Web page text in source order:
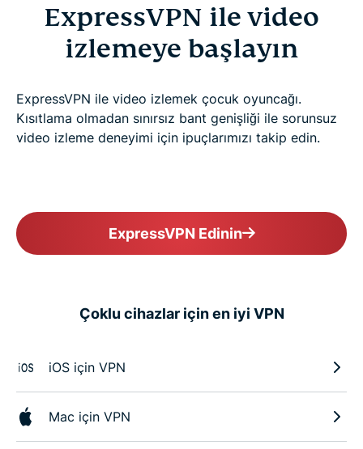
ExpressVPN ile video
izlemeye başlayın
ExpressVPN ile video izlemek çocuk oyuncağı.
Kısıtlama olmadan sınırsız bant genişliği ile sorunsuz
video izleme deneyimi için ipuçlarımızı takip edin.
ExpressVPN Edinin
Çoklu cihazlar için en iyi VPN
iOS için VPN
Mac için VPN